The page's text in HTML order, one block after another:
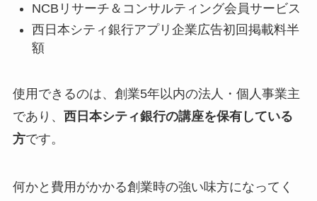
NCBリサーチ＆コンサルティング会員サービス
西日本シティ銀行アプリ企業広告初回掲載料半
額
使用できるのは、創業5年以内の法人・個人事業主
であり、 西日本シティ銀行の講座を保有している
方です。
何かと費用がかかる創業時の強い味方になってく